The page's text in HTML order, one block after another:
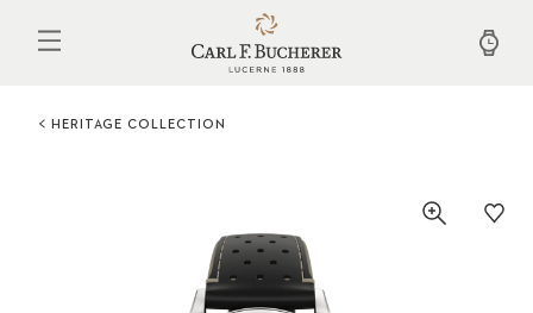
contenu
HERITAGE COLLECTION